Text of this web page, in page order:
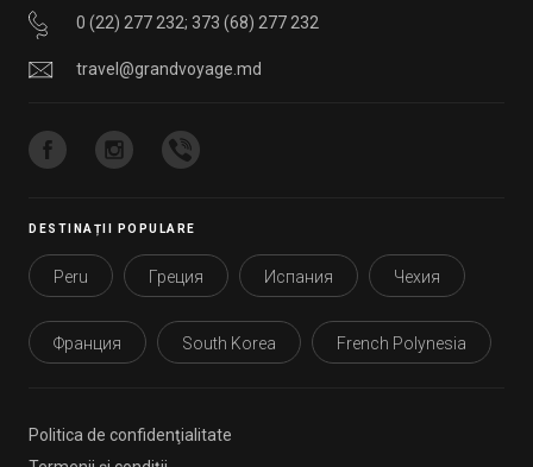
0 (22) 277 232; 373 (68) 277 232
travel@grandvoyage.md
DESTINAȚII POPULARE
Peru Греция Испания Чехия
Франция South Korea French Polynesia
Politica de confidenţialitate